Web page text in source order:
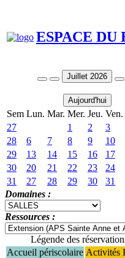
ESPACE DU
Juillet 2026
Aujourd'hui
Sem Lun. Mar. Mer. Jeu. Ven.
27
1 2 3
28
6 7 8 9 10
29
13 14 15 16 17
30
20 21 22 23 24
31
27 28 29 30
31
Domaines :
Ressources :
Légende des
Accueil périscolaire Activités